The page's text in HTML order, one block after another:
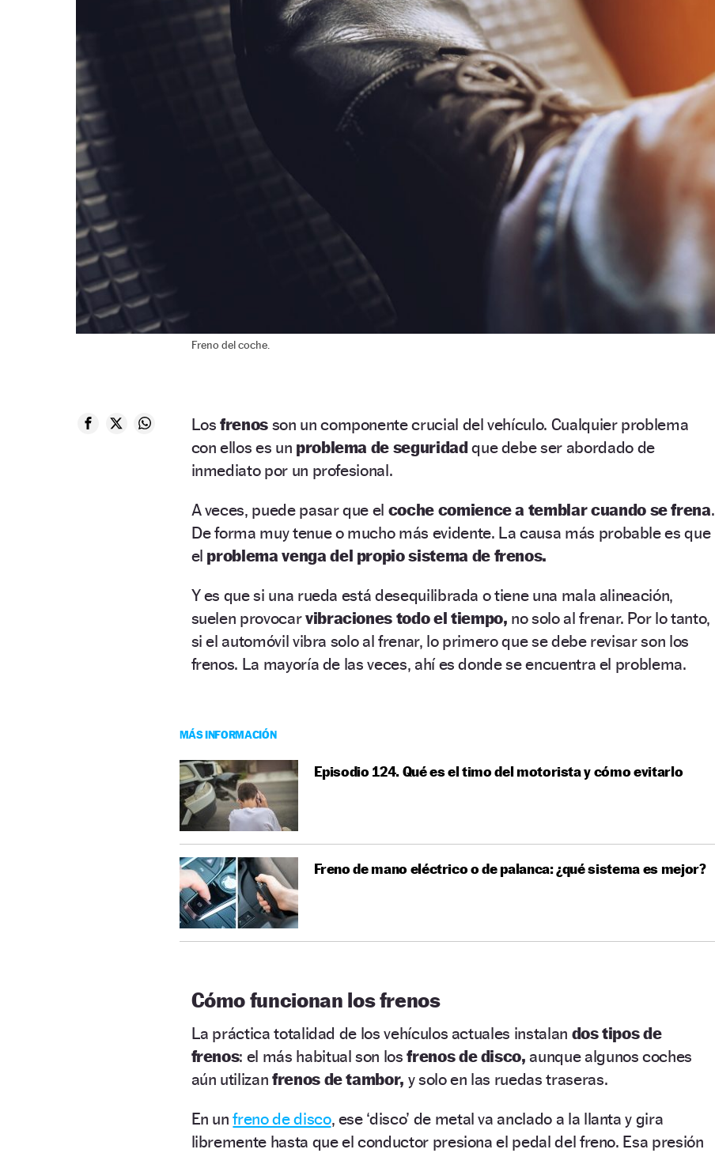
Freno del coche.
Losfrenos son un componente crucial del vehículo. Cualquier problema
con ellos es un problema de seguridadque debe ser abordado de
inmediato por un profesional.
A veces, puede pasar que el coche comience a temblar cuando se frena.
De forma muy tenue o mucho más evidente. La causa más probable es que
el problema venga del propio sistema de frenos.
Y es que si una rueda está desequilibrada o tiene una mala alineación,
suelen provocarvibraciones todo el tiempo, no solo al frenar. Por lo tanto,
si el automóvil vibra solo al frenar, lo primero que se debe revisar son los
frenos. La mayoría de las veces, ahí es donde se encuentra el problema.
MÁS INFORMACIÓN
Episodio 124. Qué es el timo del motorista y cómo evitarlo
Freno de mano eléctrico o de palanca: ¿qué sistema es mejor?
Cómo funcionan los frenos
La práctica totalidad de los vehículos actuales instalan dos tipos de
frenos: el más habitual son losfrenos de disco,aunque algunos coches
aún utilizan frenos de tambor, y solo en las ruedas traseras.
En unfreno de disco, ese ‘disco’ de metal va anclado a la llanta y gira
libremente hasta que el conductor presiona el pedal del freno. Esa presión